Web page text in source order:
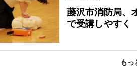
藤沢市消防局、
で受講しやすく
もっ